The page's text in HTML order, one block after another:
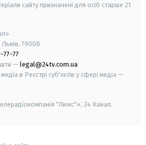
сайту призначені для осіб старше 21
Львів, 79008
77-77
— legal@24tv.com.ua
в Реєстрі суб'єктів у сфері медіа —
"Люкс"», 24 Канал.